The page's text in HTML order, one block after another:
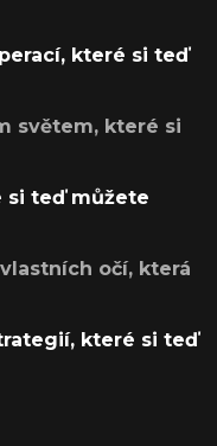
které si teď
světem, které si
si teď můžete
očí, která
které si teď